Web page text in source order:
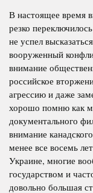
В настоящее время
резко
не успел
вооруженный
внимание
российское
агрессию и даже
хорошо помню как
документального
внимание
менее все восемь
Украине, многие
государством и
довольно большая